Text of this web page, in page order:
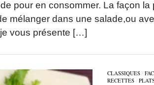
pour en consommer. La façon la
mélanger dans une salade,ou
je vous présente […]
CLASSIQUES/
RECETTES/